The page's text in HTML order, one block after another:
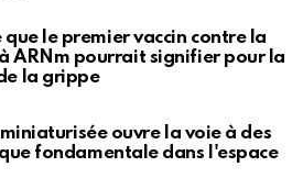
que le premier vaccin contre la
ARNm pourrait signifier pour la
la grippe
ouvre la voie à des
fondamentale dans l'espace